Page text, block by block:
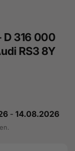
316 000
RS3 8Y
- 14.08.2026